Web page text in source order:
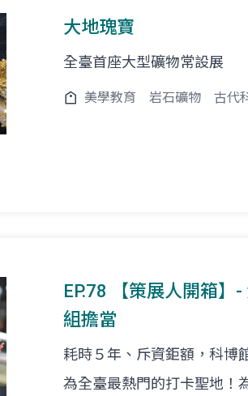
大地瑰寶
全臺首座大型礦物常設展
美學教育 岩石礦物 古代
EP.78 【策展人開箱】
組擔當
耗時５年、斥資鉅額，科博
為全臺最熱門的打卡聖地！